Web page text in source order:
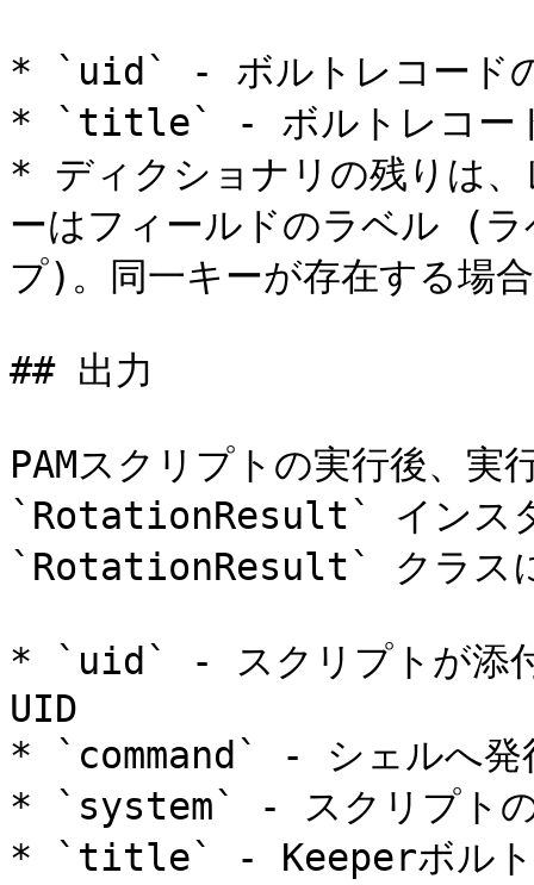
* `uid` - ボルトレコード
* `title` - ボルトレコード
* ディクショナリの残りは
ーはフィールドのラベル (ラ
プ)。同一キーが存在する場
## 出力
PAMスクリプトの実行後、
`RotationResult` インスタ
`RotationResult` クラスに
* `uid` - スクリプトが添付
UID
* `command` - シェルへ発
* `system` - スクリプトの
* `title` - Keeperボルトレ